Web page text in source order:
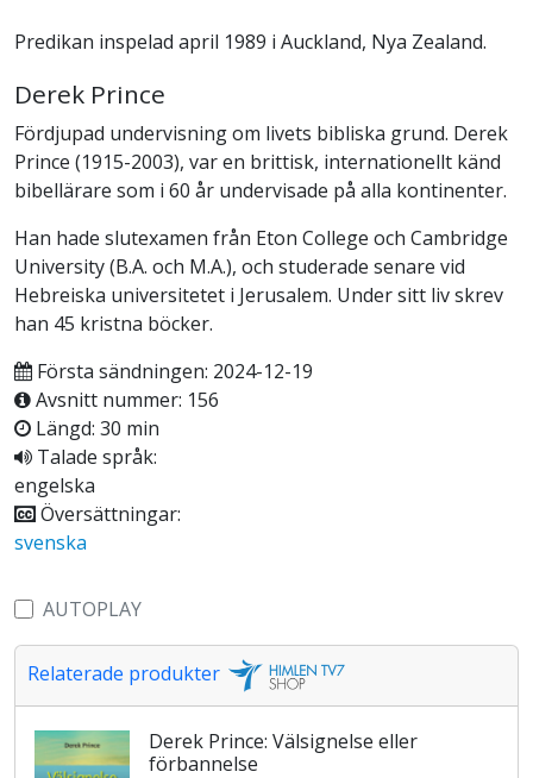
Predikan inspelad april 1989 i Auckland, Nya Zealand.
Derek Prince
Fördjupad undervisning om livets bibliska grund. Derek
Prince (1915-2003), var en brittisk, internationellt känd
bibellärare som i 60 år undervisade på alla kontinenter.
Han hade slutexamen från Eton College och Cambridge
University (B.A. och M.A.), och studerade senare vid
Hebreiska universitetet i Jerusalem. Under sitt liv skrev
han 45 kristna böcker.
Första sändningen: 2024-12-19
Avsnitt nummer: 156
Längd: 30 min
Talade språk:
engelska
Översättningar:
svenska
AUTOPLAY
Relaterade produkter
Derek Prince: Välsignelse eller
förbannelse